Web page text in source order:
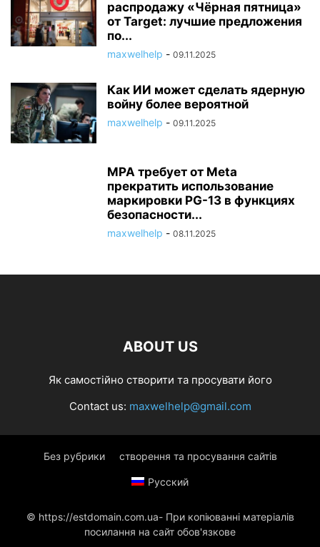
распродажу «Чёрная пятница»
от Target: лучшие предложения
по...
maxwelhelp - 09.11.2025
Как ИИ может сделать ядерную
войну более вероятной
maxwelhelp - 09.11.2025
MPA требует от Meta
прекратить использование
маркировки PG-13 в функциях
безопасности...
maxwelhelp - 08.11.2025
ABOUT US
Як самостійно створити та просувати його
Contact us: maxwelhelp@gmail.com
Без рубрики створення та просування сайтів
Русский
© https://estdomain.com.ua- При копіюванні матеріалів
посилання на сайт обов'язкове